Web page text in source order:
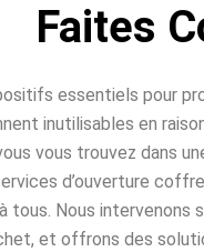
Faites
essentiels pour
inutilisables en
vous trouvez dans
d’ouverture
Nous intervenons
et offrons des